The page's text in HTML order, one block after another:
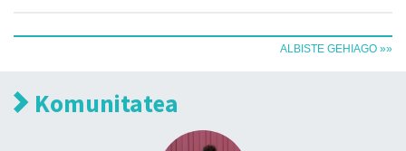
ALBISTE GEHIAGO »»
Komunitatea